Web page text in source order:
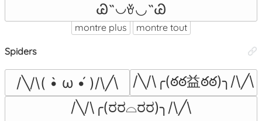
Ꮚ˶◡ꈊ◡˶Ꮚ
montre plus montre tout
Spiders
/╲/\( •̀ ω •́ )/\╱\
/╲/\╭(ఠఠ益ఠఠ)╮/\╱\
/╲/\╭(ರರ⌓ರರ)╮/\╱\